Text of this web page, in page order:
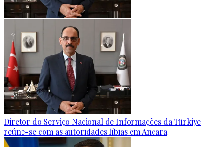
Diretor do Serviço Nacional de Informações da Türkiye
reúne-se com as autoridades líbias em Ancara